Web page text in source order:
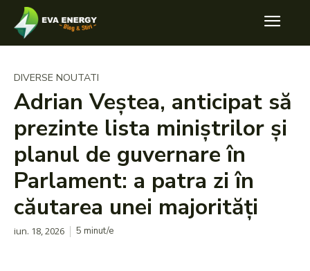
DIVERSE NOUTATI
Adrian Veștea, anticipat să
prezinte lista miniștrilor și
planul de guvernare în
Parlament: a patra zi în
căutarea unei majorități
iun. 18, 2026 5 minut/e